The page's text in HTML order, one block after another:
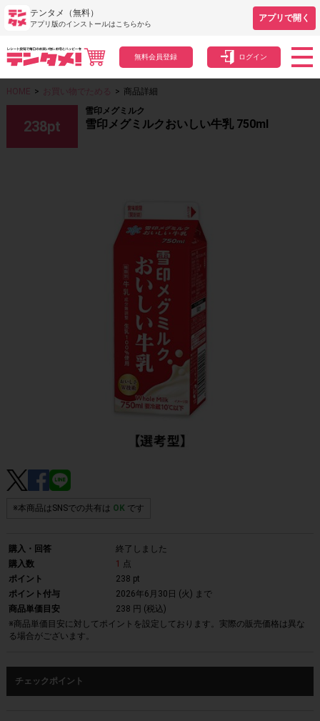
テンタメ（無料）
アプリ版のインストールはこちらから
アプリで開く
無料会員登録 ログイン
HOME > お買い物でためる > 商品詳細
238pt
雪印メグミルク
雪印メグミルクおいしい牛乳 750ml
※本商品はSNSでの共有は OKです
購入・回答
終了しました
購入数
1
点
ポイント
238 pt
ポイント付与
2026年6月30日 (火) まで
商品単価目安
238 円 (税込)
※商品単価目安に対してポイントを設定しております。実際の販売価格は異な
る場合がございます。
チェックポイント